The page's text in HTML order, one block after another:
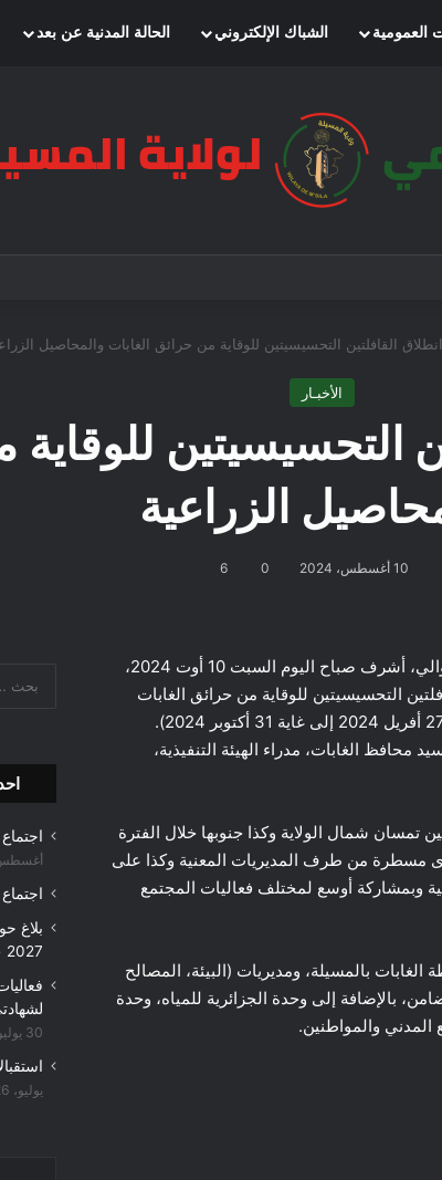
العمومية الشباك الإلكتروني الحالة المدنية عن بعد
القافلتين التحسيسيتين للوقاية من حرائق الغابات والمحاصيل
الأخبـار
التحسيسيتين
الزراعية
10 أغسطس، 2024 0
6
المسيلة/ مواصلة لتنفيذ البرنامج الولائي المسطر على مستوى ديوان السيد الوالي، أشرف صباح اليوم السبت 10 أوت 2024،
التحسيسيتين للوقاية من حرائق الغابات
والمحاصيل الزراعية تحت شعار “لنحمي معا غاباتنا” خلال الفترة الممتدة من (27 أفريل 2024 إلى غاية 31 أكتوبر 2024).
محافظ الغابات، مدراء الهيئة التنفيذية،
شمال الولاية وكذا جنوبها خلال الفترة
2024)، إضافة إلى برامج اخرى مسطرة من طرف المديريات المعنية وكذا على
وبمشاركة أوسع لمختلف فعاليات المجتمع
بالمسيلة، ومديريات (البيئة، المصالح
بالإضافة إلى وحدة الجزائرية للمياه، وحدة
المدني والمواطنين.
أغسطس،
2027
30 يوليو، 2026
يوليو، 2026